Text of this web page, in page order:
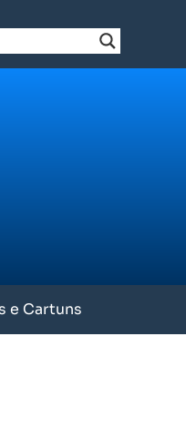
e Cartuns